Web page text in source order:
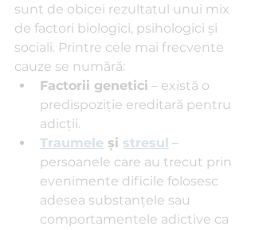
sunt de obicei rezultatul unui mix
de factori biologici, psihologici și
sociali. Printre cele mai frecvente
cauze se numără:
Factorii genetici – există o
predispoziție ereditară pentru
adicții.
Traumele și stresul –
persoanele care au trecut prin
evenimente dificile folosesc
adesea substanțele sau
comportamentele adictive ca